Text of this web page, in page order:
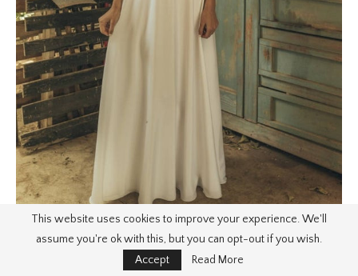
This website uses cookies to improve your experience. We'll
assume you're ok with this, but you can opt-out if you wish.
Accept
Read More